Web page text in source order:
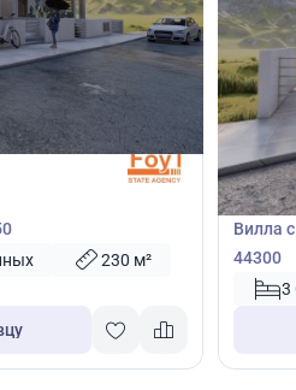
230 м²
€430
Вилла
Вилла
44300
3